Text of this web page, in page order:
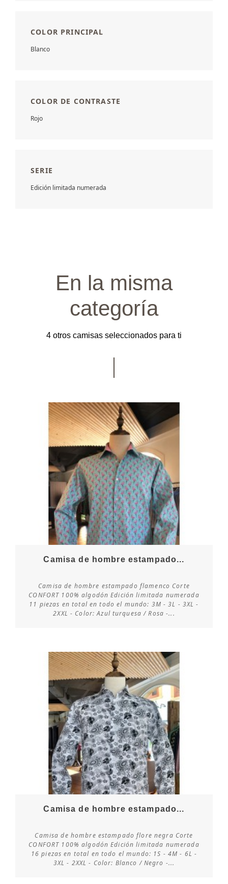
COLOR PRINCIPAL
Blanco
COLOR DE CONTRASTE
Rojo
SERIE
Edición limitada numerada
En la misma
categoría
4 otros camisas seleccionados para ti
Consultar disponibilidad
Camisa de hombre estampado...
Camisa de hombre estampado flamenco Corte
CONFORT 100% algodón Edición limitada numerada
11 piezas en total en todo el mundo: 3M - 3L - 3XL -
2XXL - Color: Azul turquesa / Rosa -...
Consultar disponibilidad
Camisa de hombre estampado...
Camisa de hombre estampado flore negra Corte
CONFORT 100% algodón Edición limitada numerada
16 piezas en total en todo el mundo: 1S - 4M - 6L -
3XL - 2XXL - Color: Blanco / Negro -...